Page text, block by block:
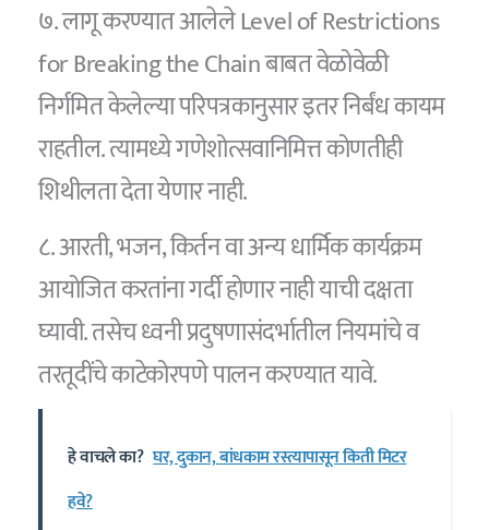
७. लागू करण्यात आलेले Level of Restrictions
for Breaking the Chain बाबत वेळोवेळी
निर्गमित केलेल्या परिपत्रकानुसार इतर निर्बंध कायम
राहतील. त्यामध्ये गणेशोत्सवानिमित्त कोणतीही
शिथीलता देता येणार नाही.
८. आरती, भजन, किर्तन वा अन्य धार्मिक कार्यक्रम
आयोजित करतांना गर्दी होणार नाही याची दक्षता
घ्यावी. तसेच ध्वनी प्रदुषणासंदर्भातील नियमांचे व
तरतूदींचे काटेकोरपणे पालन करण्यात यावे.
हे वाचले का? घर, दुकान, बांधकाम रस्त्यापासून किती मिटर
हवे?